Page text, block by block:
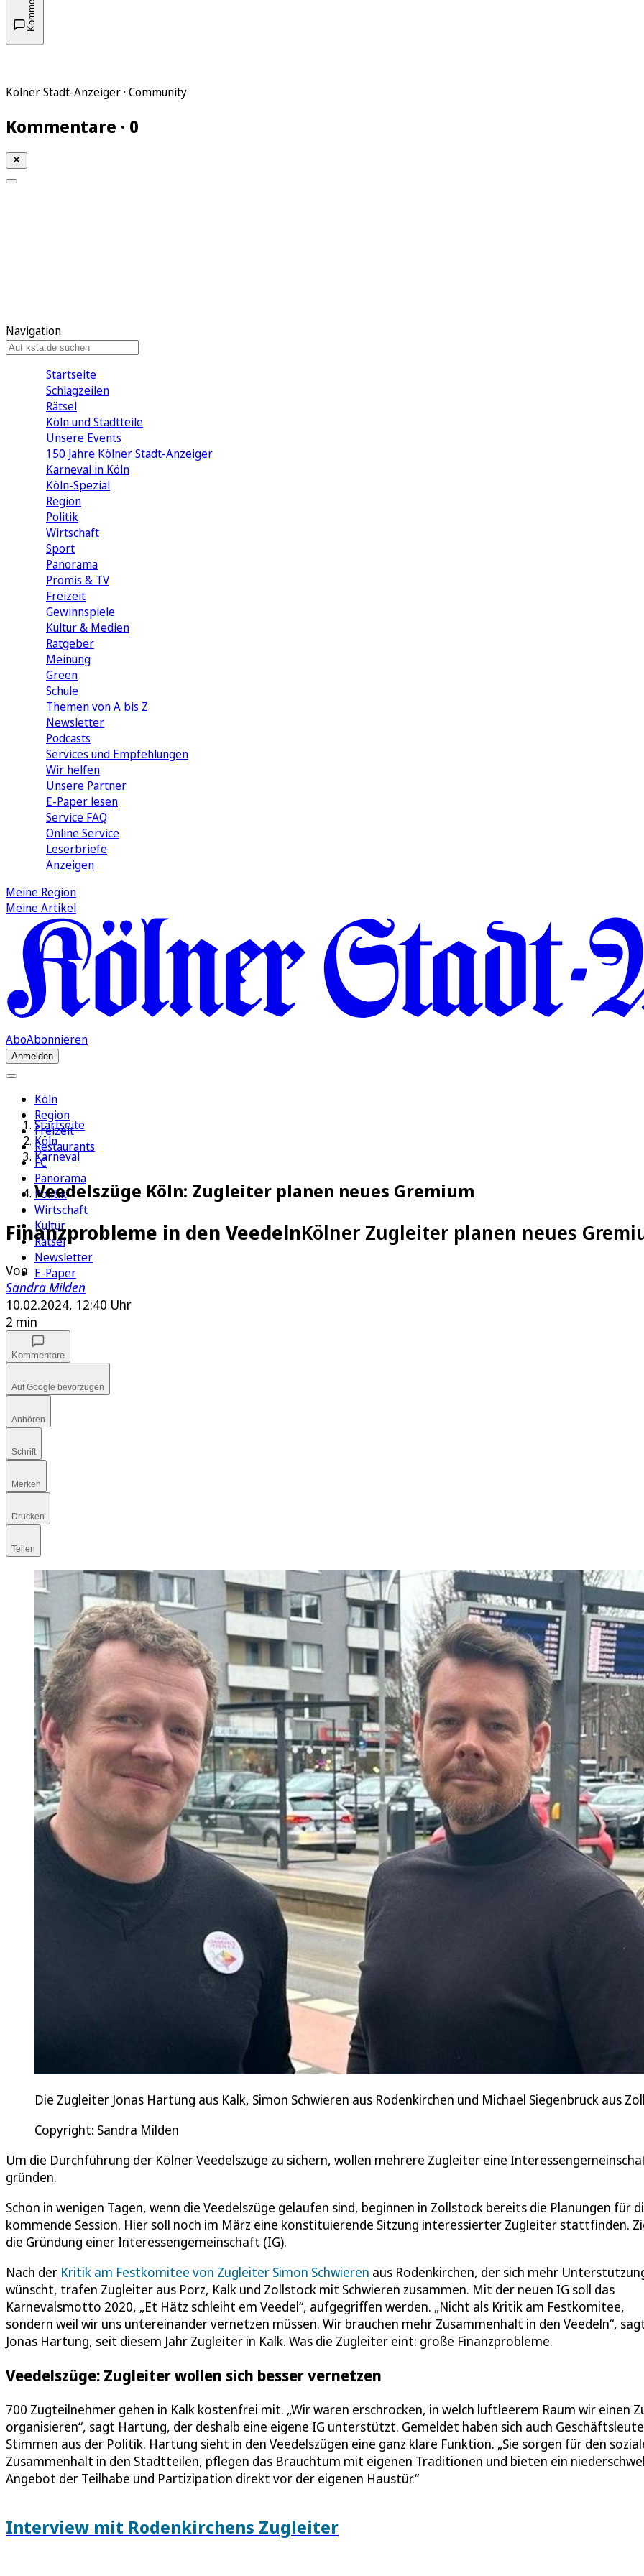
Kölner Stadt-Anzeiger · Community
Kommentare · 0
Navigation
Startseite
Schlagzeilen
Rätsel
Köln und Stadtteile
Unsere Events
150 Jahre Kölner Stadt-Anzeiger
Karneval in Köln
Köln-Spezial
Region
Politik
Wirtschaft
Sport
Panorama
Promis & TV
Freizeit
Gewinnspiele
Kultur & Medien
Ratgeber
Meinung
Green
Schule
Themen von A bis Z
Newsletter
Podcasts
Services und Empfehlungen
Wir helfen
Unsere Partner
E-Paper lesen
Service FAQ
Online Service
Leserbriefe
Anzeigen
Meine Region
Meine Artikel
AboAbonnieren
Anmelden
Köln
Region
Freizeit
Restaurants
FC
Panorama
Politik
Wirtschaft
Kultur
Rätsel
Newsletter
E-Paper
Startseite
Köln
Karneval
Veedelszüge Köln: Zugleiter planen neues Gremium
Finanzprobleme in den VeedelnKölner Zugleiter planen neues
Von
Sandra Milden
10.02.2024, 12:40 Uhr
2 min
Kommentare
Auf Google bevorzugen
Anhören
Schrift
Merken
Drucken
Teilen
Die Zugleiter Jonas Hartung aus Kalk, Simon Schwieren aus Rodenkirchen und Michael Siegenbruck aus
Copyright: Sandra Milden
Um die Durchführung der Kölner Veedelszüge zu sichern, wollen mehrere Zugleiter eine
gründen.
Schon in wenigen Tagen, wenn die Veedelszüge gelaufen sind, beginnen in Zollstock bereits die Planungen für
kommende Session. Hier soll noch im März eine konstituierende Sitzung interessierter Zugleiter stattfinden.
die Gründung einer Interessengemeinschaft (IG).
Nach der Kritik am Festkomitee von Zugleiter Simon Schwieren aus Rodenkirchen, der sich mehr
wünscht, trafen Zugleiter aus Porz, Kalk und Zollstock mit Schwieren zusammen. Mit der neuen IG soll das
Karnevalsmotto 2020, „Et Hätz schleiht em Veedel“, aufgegriffen werden. „Nicht als Kritik am Festkomitee,
sondern weil wir uns untereinander vernetzen müssen. Wir brauchen mehr Zusammenhalt in den Veedeln“,
Jonas Hartung, seit diesem Jahr Zugleiter in Kalk. Was die Zugleiter eint: große Finanzprobleme.
Veedelszüge: Zugleiter wollen sich besser vernetzen
700 Zugteilnehmer gehen in Kalk kostenfrei mit. „Wir waren erschrocken, in welch luftleerem Raum wir einen
organisieren“, sagt Hartung, der deshalb eine eigene IG unterstützt. Gemeldet haben sich auch
Stimmen aus der Politik. Hartung sieht in den Veedelszügen eine ganz klare Funktion. „Sie sorgen für den
Zusammenhalt in den Stadtteilen, pflegen das Brauchtum mit eigenen Traditionen und bieten ein
Angebot der Teilhabe und Partizipation direkt vor der eigenen Haustür.“
Interview mit Rodenkirchens Zugleiter